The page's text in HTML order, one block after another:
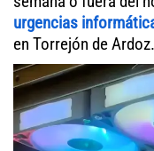
urgencias
en Torrejón de Ardoz.